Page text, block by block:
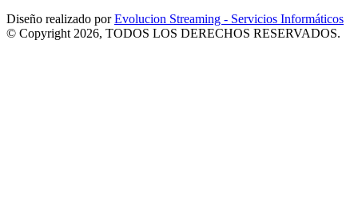
Diseño realizado porEvolucion Streaming - Servicios Informáticos
© Copyright 2026, TODOS LOS DERECHOS RESERVADOS.